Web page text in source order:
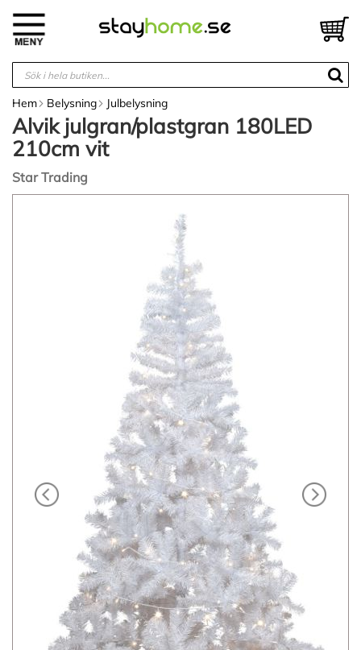
innehållet
Hem Belysning Julbelysning
Alvik julgran/plastgran 180LED
210cm vit
Star Trading